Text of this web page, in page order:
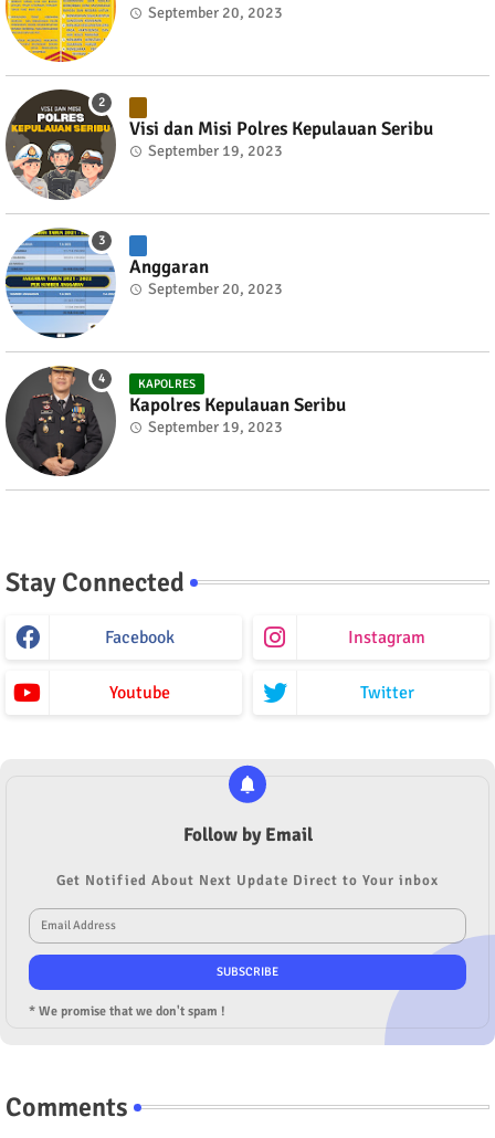
September 20, 2023
Visi dan Misi Polres Kepulauan Seribu
September 19, 2023
Anggaran
September 20, 2023
KAPOLRES
Kapolres Kepulauan Seribu
September 19, 2023
Stay Connected
Facebook Instagram
Youtube Twitter
Follow by Email
Get Notified About Next Update Direct to Your inbox
* We promise that we don't spam !
Comments